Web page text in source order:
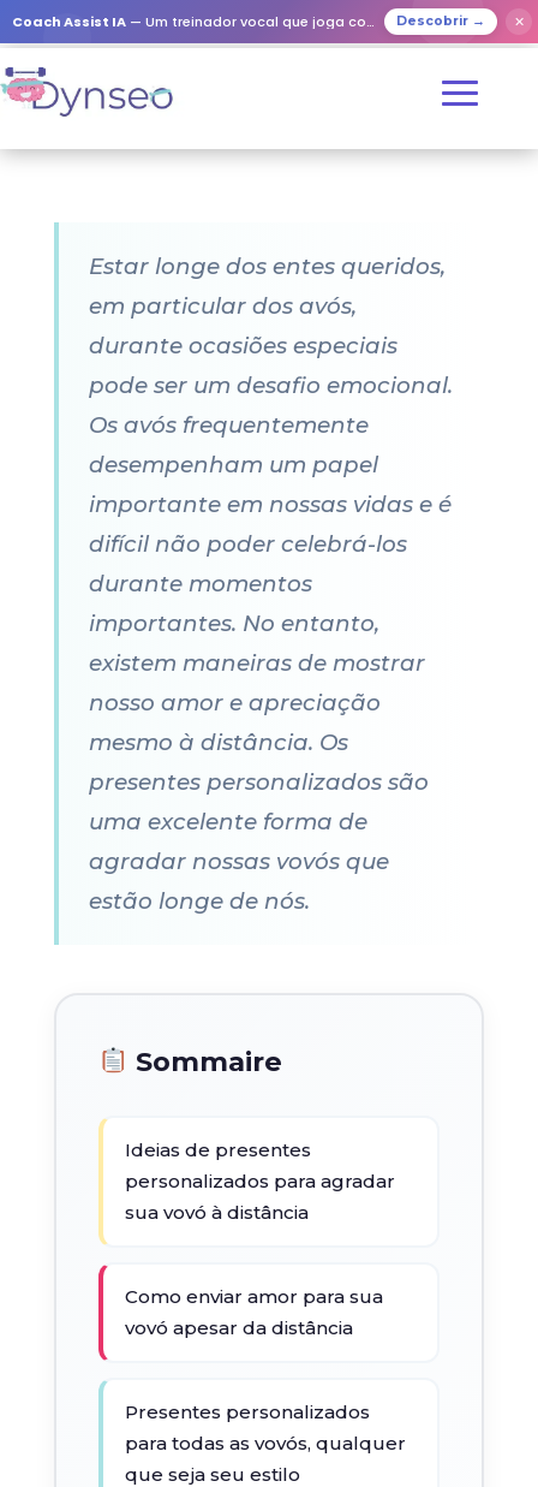
Coach Assist IA — Um treinador vocal que joga com os seus entes queridos Descobrir → ✕
Estar longe dos entes queridos,
em particular dos avós,
durante ocasiões especiais
pode ser um desafio emocional.
Os avós frequentemente
desempenham um papel
importante em nossas vidas e é
difícil não poder celebrá-los
durante momentos
importantes. No entanto,
existem maneiras de mostrar
nosso amor e apreciação
mesmo à distância. Os
presentes personalizados são
uma excelente forma de
agradar nossas vovós que
estão longe de nós.
Sommaire
Ideias de presentes
personalizados para agradar
sua vovó à distância
Como enviar amor para sua
vovó apesar da distância
Presentes personalizados
para todas as vovós, qualquer
que seja seu estilo